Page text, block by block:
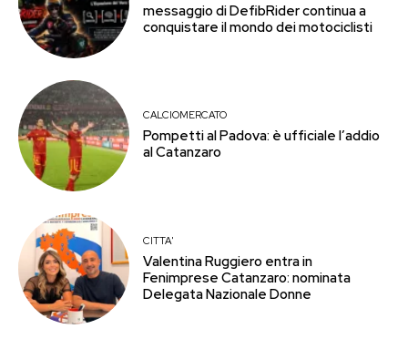
messaggio di DefibRider continua a
conquistare il mondo dei motociclisti
CALCIOMERCATO
Pompetti al Padova: è ufficiale l’addio
al Catanzaro
CITTA'
Valentina Ruggiero entra in
Fenimprese Catanzaro: nominata
Delegata Nazionale Donne